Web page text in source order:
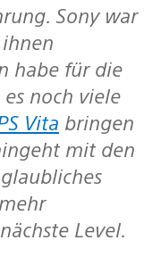
habe für die
noch viele
Vita bringen
mit den
Level.